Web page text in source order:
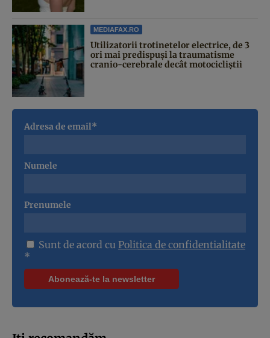
MEDIAFAX.RO
Utilizatorii trotinetelor electrice, de 3
ori mai predispuși la traumatisme
cranio-cerebrale decât motocicliștii
Adresa de email*
Numele
Prenumele
Sunt de acord cu Politica de confidentialitate
*